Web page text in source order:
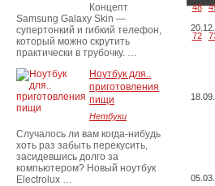
48
72
Концепт
Samsung Galaxy Skin —
супертонкий и гибкий телефон,
который можно скрутить
практически в трубочку. …
Ноутбук для..
приготовления
пищи
Нетбуки
Случалось ли вам когда-нибудь
хоть раз забыть перекусить,
засидевшись долго за
компьютером? Новый ноутбук
Electrolux …